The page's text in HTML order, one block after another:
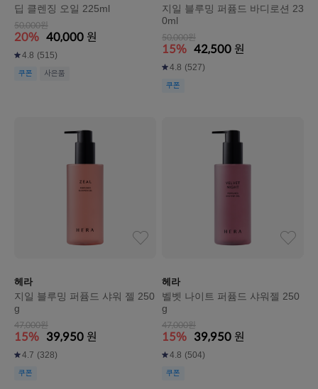
딥 클렌징 오일 225ml
50,000원
20% 40,000 원
4.8 (515)
쿠폰 사은품
지일 블루밍 퍼퓸드 바디로션 23
0ml
50,000원
15% 42,500 원
4.8 (527)
쿠폰
헤라
지일 블루밍 퍼퓸드 샤워 젤 250
g
47,000원
15% 39,950 원
4.7 (328)
쿠폰
헤라
벨벳 나이트 퍼퓸드 샤워젤 250
g
47,000원
15% 39,950 원
4.8 (504)
쿠폰